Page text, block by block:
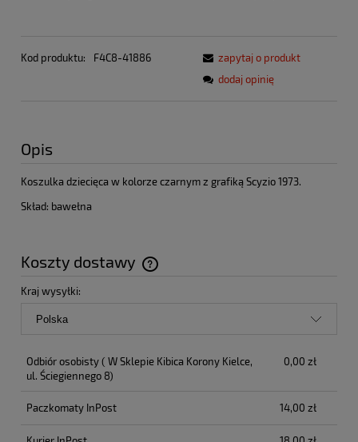
Kod produktu: F4C8-41886
zapytaj o produkt
dodaj opinię
Opis
Koszulka dziecięca w kolorze czarnym z grafiką Scyzio 1973.
Skład: bawełna
Koszty dostawy
Cena nie zawiera ewentualnych kosztów płatności
Kraj wysyłki:
Odbiór osobisty( W Sklepie Kibica Korony Kielce,
ul. Ściegiennego 8)
0,00 zł
Paczkomaty InPost 14,00 zł